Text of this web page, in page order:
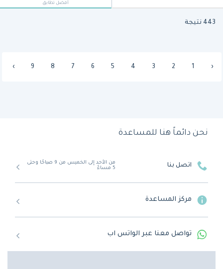
أفضل تطابق
443 نتيجة
‹
1
2
3
4
5
6
7
8
9
›
نحن دائماً هنا للمساعدة
اتصل بنا
من الأحد إلى الخميس من 9 صباحًا وحتى
5 مساءً
مركز المساعدة
تواصل معنا عبر الواتس اب